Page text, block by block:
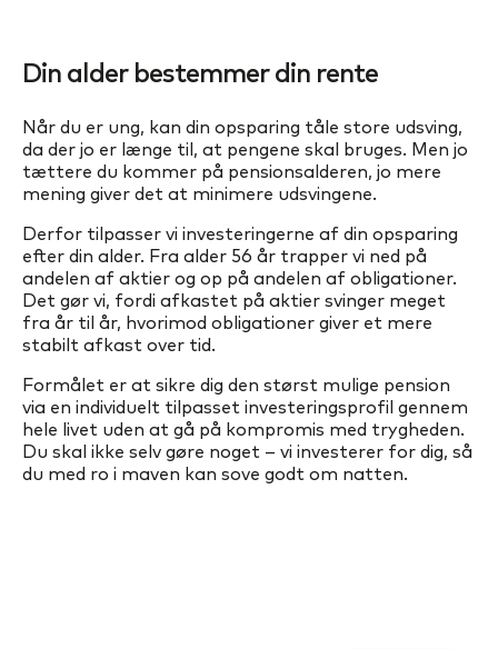
Din alder bestemmer din rente
Når du er ung, kan din opsparing tåle store udsving,
da der jo er længe til, at pengene skal bruges. Men jo
tættere du kommer på pensionsalderen, jo mere
mening giver det at minimere udsvingene.
Derfor tilpasser vi investeringerne af din opsparing
efter din alder. Fra alder 56 år trapper vi ned på
andelen af aktier og op på andelen af obligationer.
Det gør vi, fordi afkastet på aktier svinger meget
fra år til år, hvorimod obligationer giver et mere
stabilt afkast over tid.
Formålet er at sikre dig den størst mulige pension
via en individuelt tilpasset investeringsprofil gennem
hele livet uden at gå på kompromis med trygheden.
Du skal ikke selv gøre noget – vi investerer for dig, så
du med ro i maven kan sove godt om natten.